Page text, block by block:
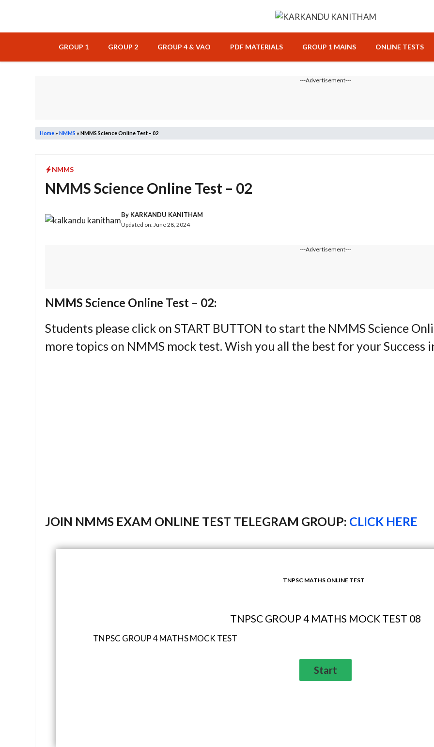
GROUP 1 GROUP 2 GROUP 4 & VAO PDF MATERIALS GROUP 1 MAINS ONLINE TESTS
---Advertisement---
Home » NMMS » NMMS Science Online Test – 02
NMMS
NMMS Science Online Test – 02
By KARKANDU KANITHAM
Updated on: June 28, 2024
---Advertisement---
NMMS Science Online Test – 02:
Students please click on START BUTTON to start the NMMS Science
more topics on NMMS mock test. Wish you all the best for your Success
JOIN NMMS EXAM ONLINE TEST TELEGRAM GROUP: CLICK HERE
TNPSC MATHS ONLINE TEST
TNPSC GROUP 4 MATHS MOCK TEST 08
TNPSC GROUP 4 MATHS MOCK TEST